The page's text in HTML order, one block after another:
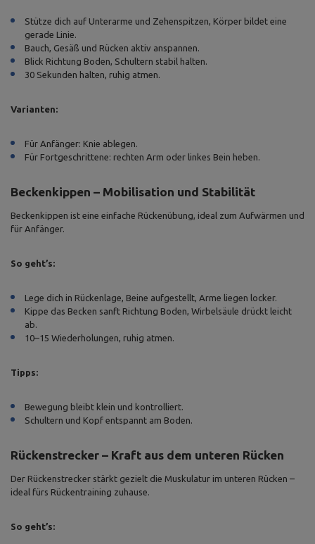
Stütze dich auf Unterarme und Zehenspitzen, Körper bildet eine
gerade Linie.
Bauch, Gesäß und Rücken aktiv anspannen.
Blick Richtung Boden, Schultern stabil halten.
30 Sekunden halten, ruhig atmen.
Varianten:
Für Anfänger: Knie ablegen.
Für Fortgeschrittene: rechten Arm oder linkes Bein heben.
Beckenkippen – Mobilisation und Stabilität
Beckenkippen ist eine einfache Rückenübung, ideal zum Aufwärmen und
für Anfänger.
So geht’s:
Lege dich in Rückenlage, Beine aufgestellt, Arme liegen locker.
Kippe das Becken sanft Richtung Boden, Wirbelsäule drückt leicht
ab.
10–15 Wiederholungen, ruhig atmen.
Tipps:
Bewegung bleibt klein und kontrolliert.
Schultern und Kopf entspannt am Boden.
Rückenstrecker – Kraft aus dem unteren Rücken
Der Rückenstrecker stärkt gezielt die Muskulatur im unteren Rücken –
ideal fürs Rückentraining zuhause.
So geht’s: